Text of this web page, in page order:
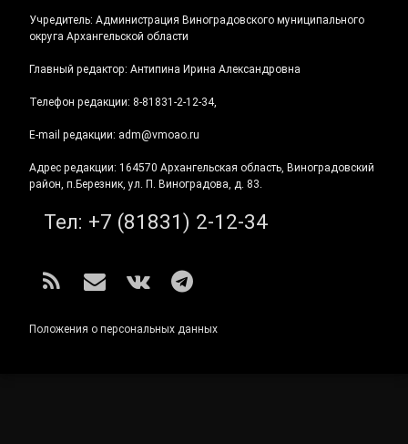
Учредитель: Администрация Виноградовского муниципального
округа Архангельской области
Главный редактор: Антипина Ирина Александровна
Телефон редакции: 8-81831-2-12-34,
E-mail редакции: adm@vmoao.ru
Адрес редакции: 164570 Архангельская область, Виноградовский
район, п.Березник, ул. П. Виноградова, д. 83.
Тел: +7 (81831) 2-12-34
RSS E-mailВКонтакте
Telegram
Положения о персональных данных